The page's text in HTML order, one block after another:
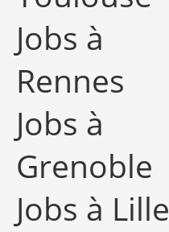
Jobs à
Rennes
Jobs à
Grenoble
Jobs à Lille